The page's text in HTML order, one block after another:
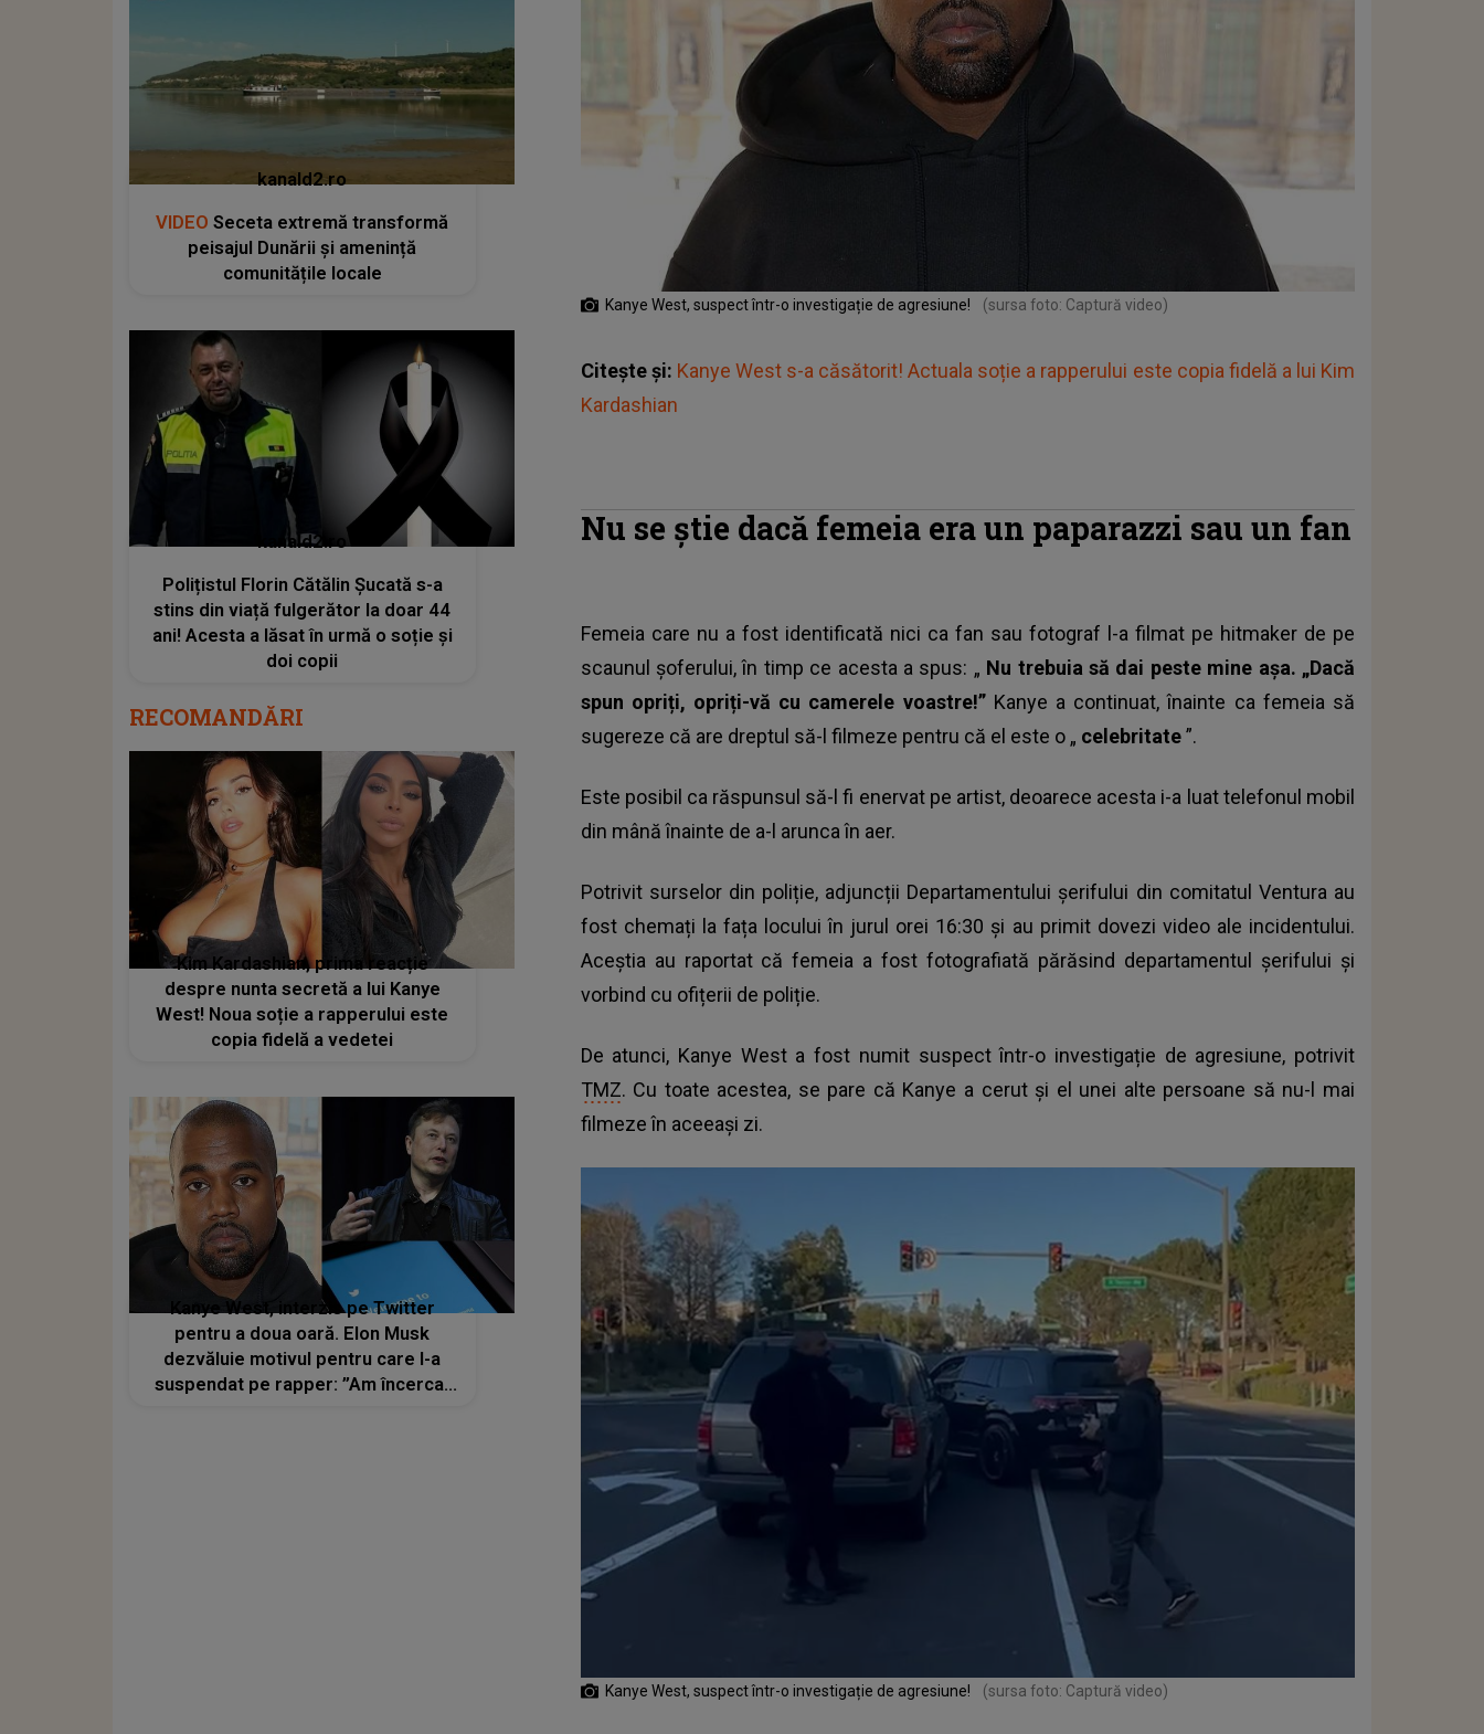
Kanye West, suspect într-o investigație de agresiune! (sursa foto: Captură video)
Citește și: Kanye West s-a căsătorit! Actuala soție a rapperului este copia fidelă a lui Kim
Kardashian
Nu se știe dacă femeia era un paparazzi sau un fan
Femeia care nu a fost identificată nici ca fan sau fotograf l-a filmat pe hitmaker de pe
scaunul șoferului, în timp ce acesta a spus: „ Nu trebuia să dai peste mine așa. „Dacă
spun opriți, opriți-vă cu camerele voastre!” Kanye a continuat, înainte ca femeia să
sugereze că are dreptul să-l filmeze pentru că el este o „ celebritate”.
Este posibil ca răspunsul să-l fi enervat pe artist, deoarece acesta i-a luat telefonul mobil
din mână înainte de a-l arunca în aer.
Potrivit surselor din poliție, adjuncții Departamentului șerifului din comitatul Ventura au
fost chemați la fața locului în jurul orei 16:30 și au primit dovezi video ale incidentului.
Aceștia au raportat că femeia a fost fotografiată părăsind departamentul șerifului și
vorbind cu ofițerii de poliție.
De atunci, Kanye Westa fost numit suspect într-o investigație de agresiune, potrivit
TMZ. Cu toate acestea, se pare că Kanye a cerut și el unei alte persoane să nu-l mai
filmeze în aceeași zi.
Kanye West, suspect într-o investigație de agresiune! (sursa foto: Captură video)
kanald2.ro
VIDEO Seceta extremă transformă
peisajul Dunării și amenință
comunitățile locale
kanald2.ro
Polițistul Florin Cătălin Șucată s-a
stins din viață fulgerător la doar 44
ani! Acesta a lăsat în urmă o soție și
doi copii
RECOMANDĂRI
Kim Kardashian, prima reacție
despre nunta secretă a lui Kanye
West! Noua soție a rapperului este
copia fidelă a vedetei
Kanye West, interzis pe Twitter
pentru a doua oară. Elon Musk
dezvăluie motivul pentru care l-a
suspendat pe rapper: ”Am încercat